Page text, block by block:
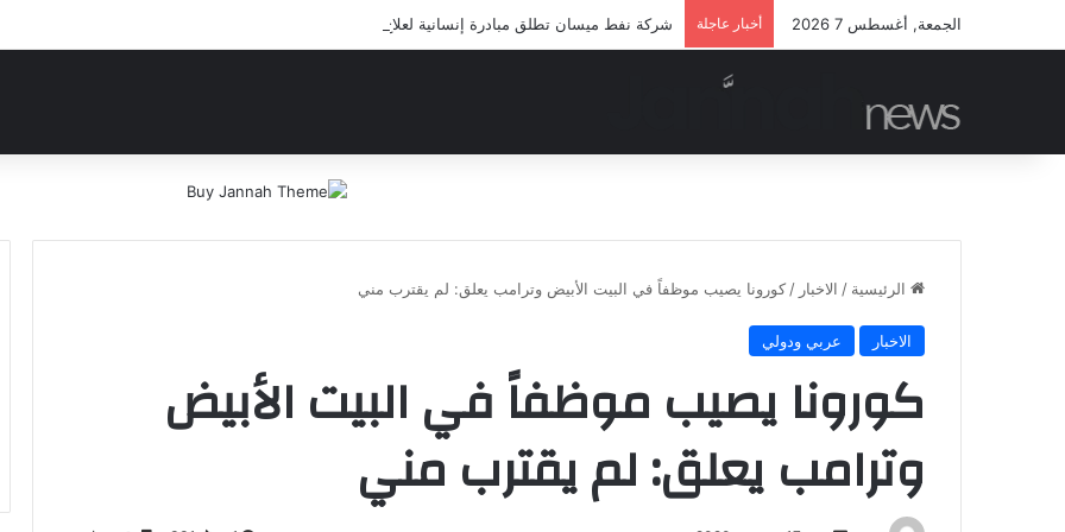
الجمعة, أغسطس 7 2026 أخبار عاجلة شركة نفط ميسان تطلق مبادرة إنسانية لعلاج أيتام مدرسة كافل اليتيم
الرئيسية / الاخبار / كورونا يصيب موظفاً في البيت الأبيض وترامب يعلق: لم يقترب مني
الاخبار عربي ودولي
كورونا يصيب موظفاً في البيت الأبيض
وترامب يعلق: لم يقترب مني